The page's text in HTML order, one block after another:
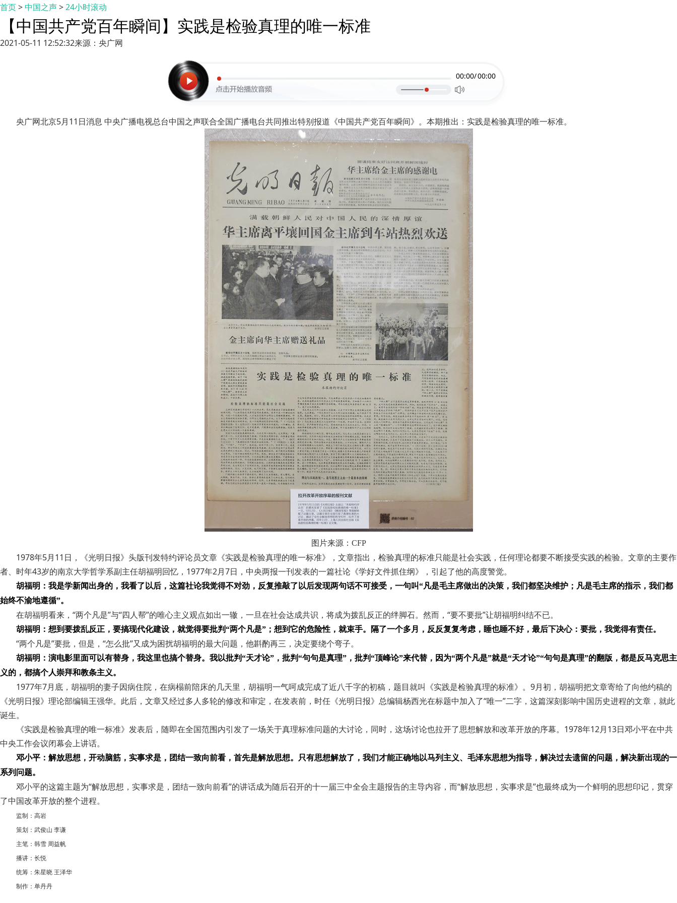
首页>中国之声>24小时滚动
【中国共产党百年瞬间】实践是检验真理的唯一标准
2021-05-11 12:52:32来源：央广网
00:00/00:00
央广网北京5月11日消息 中央广播电视总台中国之声联合全国广播电台共同推出特别报道《中国共产党百年瞬间》。本期推出：实践是检验真理的唯一标准。
图片来源：CFP
1978年5月11日，《光明日报》头版刊发特约评论员文章《实践是检验真理的唯一标准》，文章指出，检验真理的标准只能是社会实践，任何理论都要不断接受实践的检验。文章的主要作
者、时年43岁的南京大学哲学系副主任胡福明回忆，1977年2月7日，中央两报一刊发表的一篇社论《学好文件抓住纲》，引起了他的高度警觉。
胡福明：我是学新闻出身的，我看了以后，这篇社论我觉得不对劲，反复推敲了以后发现两句话不可接受，一句叫“凡是毛主席做出的决策，我们都坚决维护；凡是毛主席的指示，我们都
始终不渝地遵循”。
在胡福明看来，“两个凡是”与“四人帮”的唯心主义观点如出一辙，一旦在社会达成共识，将成为拨乱反正的绊脚石。然而，“要不要批”让胡福明纠结不已。
胡福明：想到要拨乱反正，要搞现代化建设，就觉得要批判“两个凡是”；想到它的危险性，就束手。隔了一个多月，反反复复考虑，睡也睡不好，最后下决心：要批，我觉得有责任。
“两个凡是”要批，但是，“怎么批”又成为困扰胡福明的最大问题，他斟酌再三，决定要绕个弯子。
胡福明：演电影里面可以有替身，我这里也搞个替身。我以批判“天才论”，批判“句句是真理”，批判“顶峰论”来代替，因为“两个凡是”就是“天才论”“句句是真理”的翻版，都是反马克思主
义的，都搞个人崇拜和教条主义。
1977年7月底，胡福明的妻子因病住院，在病榻前陪床的几天里，胡福明一气呵成完成了近八千字的初稿，题目就叫《实践是检验真理的标准》。9月初，胡福明把文章寄给了向他约稿的
《光明日报》理论部编辑王强华。此后，文章又经过多人多轮的修改和审定，在发表前，时任《光明日报》总编辑杨西光在标题中加入了“唯一”二字，这篇深刻影响中国历史进程的文章，就此
诞生。
《实践是检验真理的唯一标准》发表后，随即在全国范围内引发了一场关于真理标准问题的大讨论，同时，这场讨论也拉开了思想解放和改革开放的序幕。1978年12月13日邓小平在中共
中央工作会议闭幕会上讲话。
邓小平：解放思想，开动脑筋，实事求是，团结一致向前看，首先是解放思想。只有思想解放了，我们才能正确地以马列主义、毛泽东思想为指导，解决过去遗留的问题，解决新出现的一
系列问题。
邓小平的这篇主题为“解放思想，实事求是，团结一致向前看”的讲话成为随后召开的十一届三中全会主题报告的主导内容，而“解放思想，实事求是”也最终成为一个鲜明的思想印记，贯穿
了中国改革开放的整个进程。
监制：高岩
策划：武俊山 李谦
主笔：韩雪 周益帆
播讲：长悦
统筹：朱星晓 王泽华
制作：单丹丹